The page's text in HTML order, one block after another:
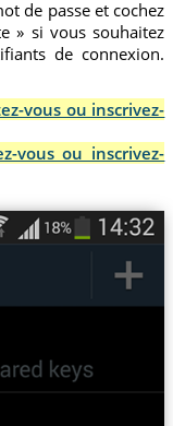
de passe et cochez
» si vous souhaitez
de connexion.
vous ou inscrivez-
vous ou inscrivez-